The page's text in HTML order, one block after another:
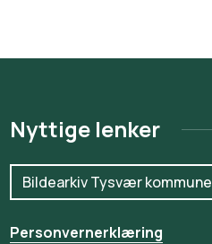
Nyttige lenker
Bildearkiv Tysvær kommune
Personvernerklæring